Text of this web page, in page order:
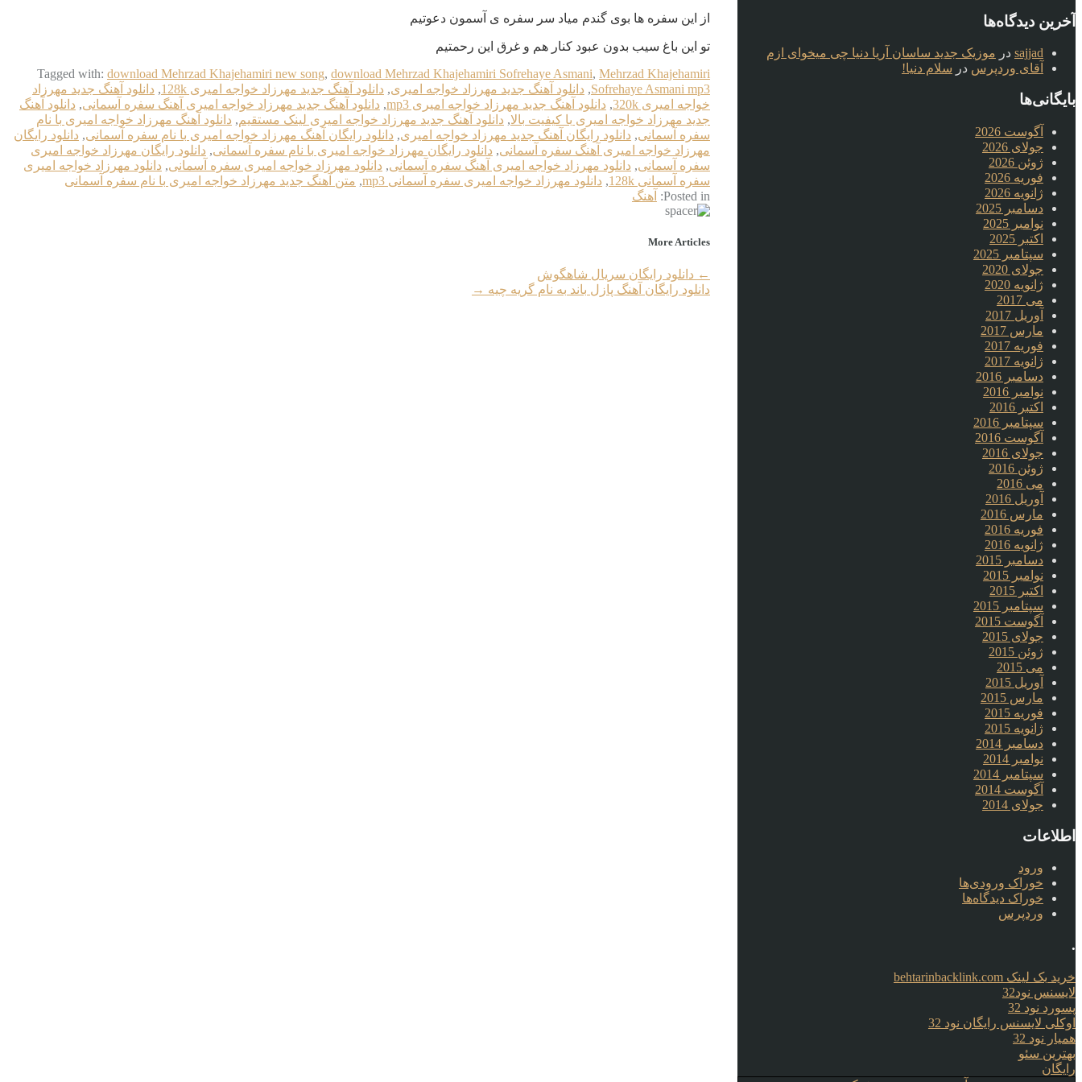
از این سفره ها بوی گندم میاد سر سفره ی آسمون دعوتیم
تو این باغ سیب بدون عبود کنار هم و غرق این رحمتیم
Tagged with: download Mehrzad Khajehamiri new song, download Mehrzad Khajehamiri Sofrehaye Asmani, Mehrzad Khajehamiri
Sofrehaye Asmani mp3
, دانلود آهنگ جدید مهرزاد خواجه امیری, دانلود آهنگ جدید مهرزاد خواجه امیری 128k , دانلود آهنگ جدید مهرزاد
خواجه امیری 320k
, دانلود آهنگ جدید مهرزاد خواجه امیری mp3 , دانلود آهنگ جدید مهرزاد خواجه امیری آهنگ سفره آسمانی, دانلود آهنگ
جدید مهرزاد خواجه امیری با کیفیت بالا, دانلود آهنگ جدید مهرزاد خواجه امیری لینک مستقیم, دانلود آهنگ مهرزاد خواجه امیری با نام
سفره آسمانی, دانلود رایگان آهنگ جدید مهرزاد خواجه امیری, دانلود رایگان آهنگ مهرزاد خواجه امیری با نام سفره آسمانی, دانلود رایگان
مهرزاد خواجه امیری آهنگ سفره آسمانی, دانلود رایگان مهرزاد خواجه امیری با نام سفره آسمانی, دانلود رایگان مهرزاد خواجه امیری
سفره آسمانی, دانلود مهرزاد خواجه امیری آهنگ سفره آسمانی, دانلود مهرزاد خواجه امیری سفره آسمانی, دانلود مهرزاد خواجه امیری
سفره آسمانی 128k
, دانلود مهرزاد خواجه امیری سفره آسمانی mp3 , متن آهنگ جدید مهرزاد خواجه امیری با نام سفره آسمانی
Posted in:
آهنگ
More Articles
← دانلود رایگان سریال شاهگوش
دانلود رایگان آهنگ پازل باند به نام گریه چیه →
آخرین دیدگاه‌ها
sajjad در موزیک جدید ساسان آریا دنیا چی میخوای ازم
آقای وردپرس در سلام دنیا!
بایگانی‌ها
آگوست 2026
جولای 2026
ژوئن 2026
فوریه 2026
ژانویه 2026
دسامبر 2025
نوامبر 2025
اکتبر 2025
سپتامبر 2025
جولای 2020
ژانویه 2020
می 2017
آوریل 2017
مارس 2017
فوریه 2017
ژانویه 2017
دسامبر 2016
نوامبر 2016
اکتبر 2016
سپتامبر 2016
آگوست 2016
جولای 2016
ژوئن 2016
می 2016
آوریل 2016
مارس 2016
فوریه 2016
ژانویه 2016
دسامبر 2015
نوامبر 2015
اکتبر 2015
سپتامبر 2015
آگوست 2015
جولای 2015
ژوئن 2015
می 2015
آوریل 2015
مارس 2015
فوریه 2015
ژانویه 2015
دسامبر 2014
نوامبر 2014
سپتامبر 2014
آگوست 2014
جولای 2014
اطلاعات
ورود
خوراک ورودی‌ها
خوراک دیدگاه‌ها
وردپرس
.
خرید بک لینک behtarinbacklink.com
لایسنس نود32
پسورد نود 32
اوکلی لایسنس رایگان نود 32
همیار نود 32
بهترین سئو
رایگان